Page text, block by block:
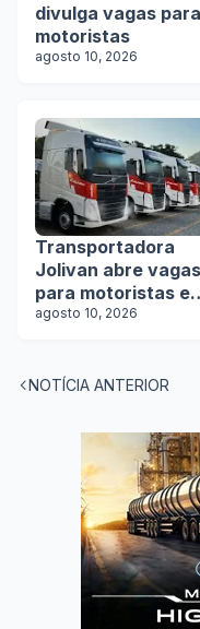
divulga vagas para
motoristas
agosto 10, 2026
Transportadora
Jolivan abre vagas
para motoristas
5 estados
agosto 10, 2026
NOTÍCIA ANTERIOR